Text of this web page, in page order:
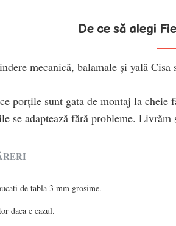
de tabla 3 mm grosime.
daca e cazul.
De ce să alegi
mecanică, balamale şi yală Cisa
porţile sunt gata de montaj la cheie
adaptează fără probleme. Livrăm